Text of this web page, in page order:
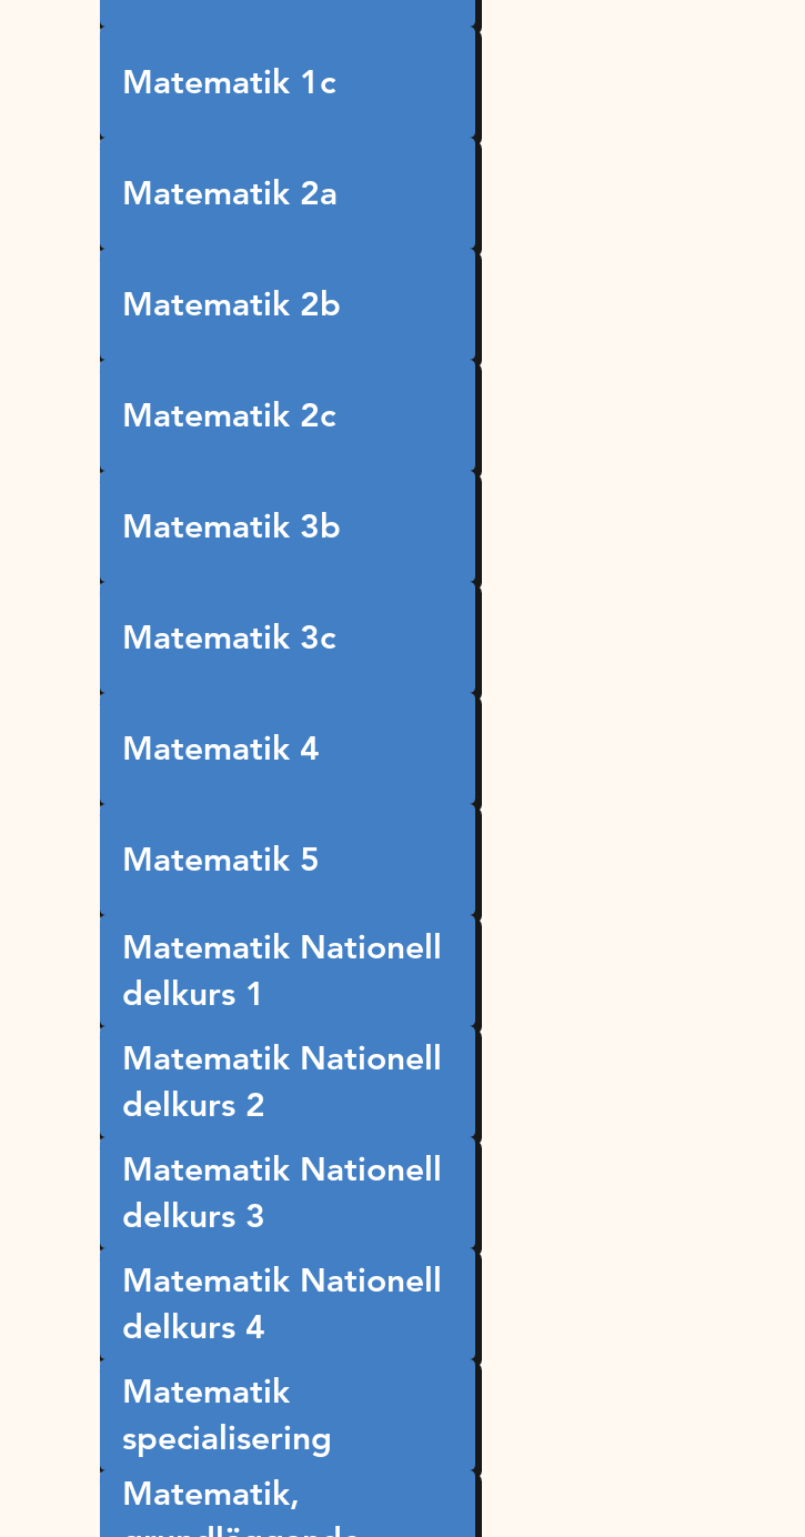
Matematik 1c
Matematik 2a
Matematik 2b
Matematik 2c
Matematik 3b
Matematik 3c
Matematik 4
Matematik 5
Matematik Nationell
delkurs 1
Matematik Nationell
delkurs 2
Matematik Nationell
delkurs 3
Matematik Nationell
delkurs 4
Matematik
specialisering
Matematik,